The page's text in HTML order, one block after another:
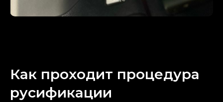
Как проходит процедура
русификации